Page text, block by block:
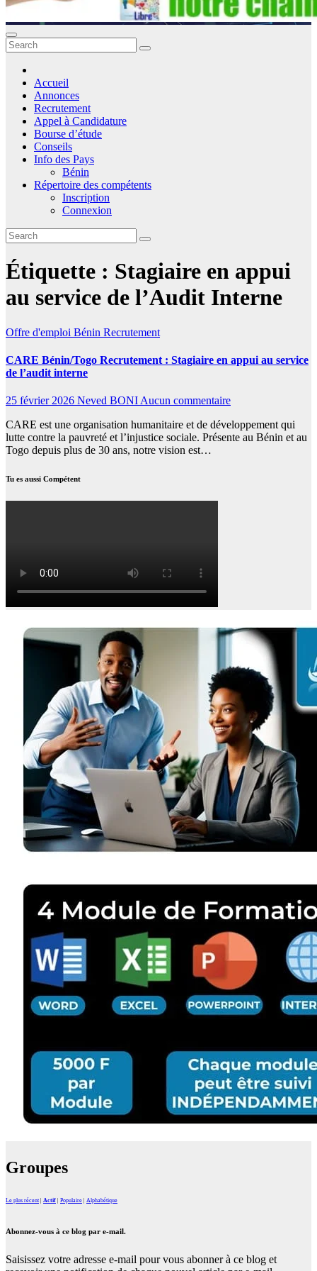
Accueil
Annonces
Recrutement
Appel à Candidature
Bourse d’étude
Conseils
Info des Pays
Bénin
Répertoire des compétents
Inscription
Connexion
Étiquette : Stagiaire en appui
au service de l’Audit Interne
Offre d'emploi Bénin Recrutement
CARE Bénin/Togo Recrutement : Stagiaire en appui au service
de l’audit interne
25 février 2026 Neved BONIAucun commentaire
CARE est une organisation humanitaire et de développement qui
lutte contre la pauvreté et l’injustice sociale. Présente au Bénin et au
Togo depuis plus de 30 ans, notre vision est…
Tu es aussi Compétent
Groupes
Le plus récent Actif Populaire Alphabétique
Abonnez-vous à ce blog par e-mail.
Saisissez votre adresse e-mail pour vous abonner à ce blog et